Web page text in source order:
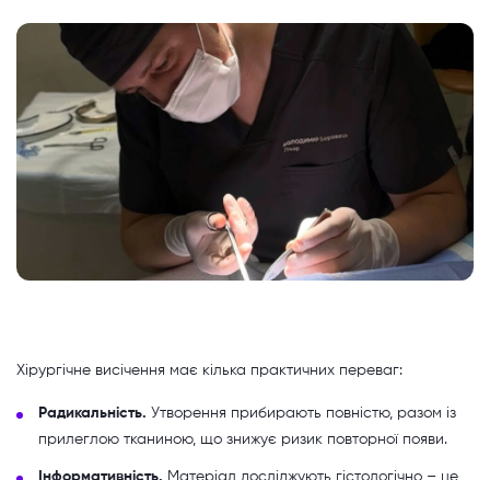
Хірургічне висічення має кілька практичних переваг:
Радикальність. Утворення прибирають повністю, разом із
прилеглою тканиною, що знижує ризик повторної появи.